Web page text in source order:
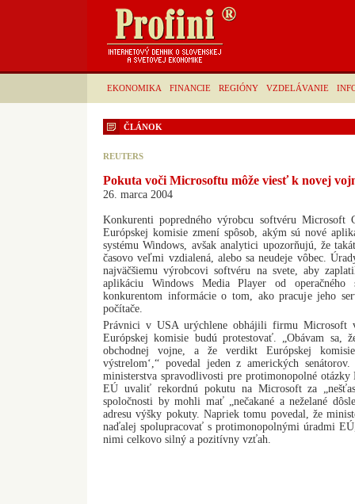
EKONOMIKA FINANCIE REGIÓNY VZDELÁVANIE
ČLÁNOK
REUTERS
Pokuta voči Microsoftu môže viesť k novej
26. marca 2004
Konkurenti popredného výrobcu softvéru Microsoft
Európskej komisie zmení spôsob, akým sú nové
systému Windows, avšak analytici upozorňujú, že
časovo veľmi vzdialená, alebo sa neudeje vôbec.
najväčšiemu výrobcovi softvéru na svete, aby
aplikáciu Windows Media Player od operačného
konkurentom informácie o tom, ako pracuje jeho
počítače.
Právnici v USA urýchlene obhájili firmu Microsoft
Európskej komisie budú protestovať. „Obávam
obchodnej vojne, a že verdikt Európskej
výstrelom‘,“ povedal jeden z amerických
ministerstva spravodlivosti pre protimonopolné
EÚ uvaliť rekordnú pokutu na Microsoft za
spoločnosti by mohli mať „nečakané a neželané
adresu výšky pokuty. Napriek tomu povedal, že
naďalej spolupracovať s protimonopolnými úradmi
nimi celkovo silný a pozitívny vzťah.